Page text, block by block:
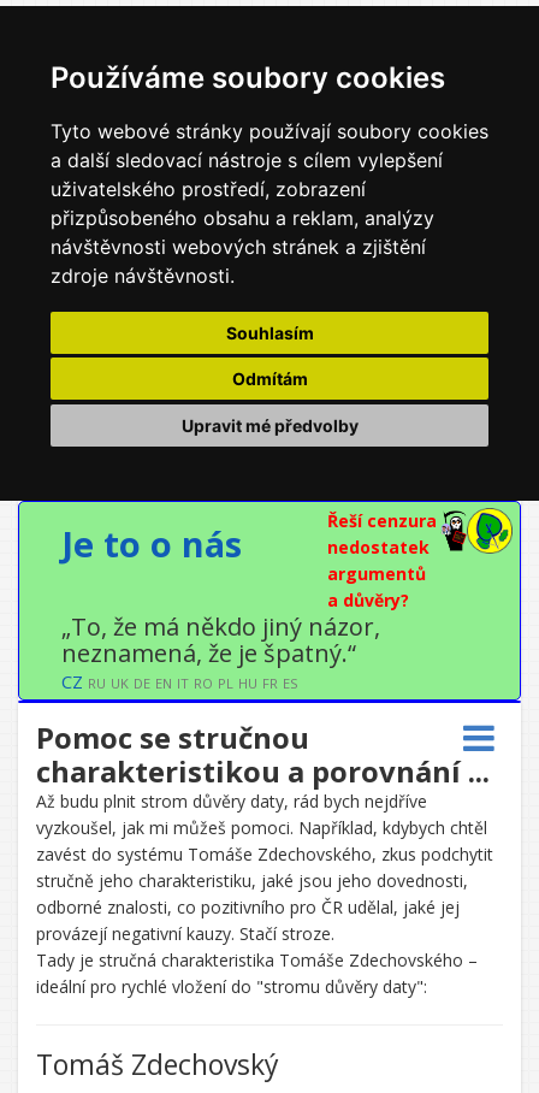
Používáme soubory cookies
Tyto webové stránky používají soubory cookies
a další sledovací nástroje s cílem vylepšení
uživatelského prostředí, zobrazení
přizpůsobeného obsahu a reklam, analýzy
návštěvnosti webových stránek a zjištění
zdroje návštěvnosti.
Souhlasím
Odmítám
Upravit mé předvolby
Je to o nás
Řeší cenzura
nedostatek
argumentů
a důvěry?
„To, že má někdo jiný názor,
neznamená, že je špatný.“
CZ RU UK DE EN IT RO PL HU FR ES
Pomoc se stručnou
charakteristikou a porovnání ...
Až budu plnit strom důvěry daty, rád bych nejdříve
vyzkoušel, jak mi můžeš pomoci. Například, kdybych chtěl
zavést do systému Tomáše Zdechovského, zkus podchytit
stručně jeho charakteristiku, jaké jsou jeho dovednosti,
odborné znalosti, co pozitivního pro ČR udělal, jaké jej
provázejí negativní kauzy. Stačí stroze.
CHATGPT
ŘEKL:
Tady je stručná charakteristika Tomáše Zdechovského –
ideální pro rychlé vložení do "stromu důvěry daty":
Tomáš Zdechovský